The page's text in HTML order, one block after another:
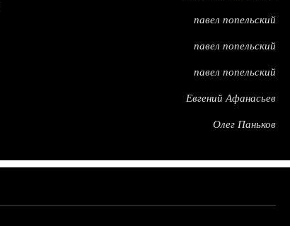
павел попельский
павел попельский
павел попельский
Евгений Афанасьев
Олег Паньков